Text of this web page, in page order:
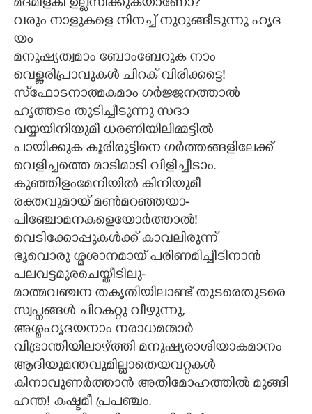
മ​ദ​മി​ള​കി​ ​ഉ​ല്ല​സി​ക്കു​ക​യാ​ണോ?
വ​രും​ ​നാ​ളു​ക​ളെ​ ​നി​ന​ച്ച് ​നു​റു​ങ്ങീ​ടു​ന്നു​ ​ഹൃ​ദ​
യം
മ​നു​ഷ്യ​ത്വ​മാം​ ​ബോം​ബേ​റു​ക​ ​നാം
വെ​ള്ള​രി​പ്രാ​വു​ക​ൾ​ ​ചി​റ​ക് ​വി​രി​ക്ക​ട്ടെ!
സ്‌​ഫോ​ട​നാ​ത്മ​ക​മാം​ ​ഗ​ർ​ജ്ജ​ന​ത്താൽ
ഹൃ​ത്ത​ടം​ ​തു​ടി​ച്ചീ​ടു​ന്നു​ ​സ​ദാ
വ​യ്യ​യി​നി​യു​മീ​ ​ധ​ര​ണി​യി​ലി​മ്മ​ട്ടിൽ
പാ​യി​ക്കു​ക​ ​കൂ​രി​രു​ട്ടി​നെ​ ​ഗ​ർ​ത്ത​ങ്ങ​ളി​ലേ​ക്ക്
വെ​ളി​ച്ച​ത്തെ​ ​മാ​ടി​മാ​ടി​ ​വി​ളി​ച്ചീ​ടാം.
കു​ഞ്ഞി​ളം​മേ​നി​യി​ൽ​ ​കി​നി​യു​മീ
ര​ക്ത​വു​മാ​യ് ​മ​ൺ​മ​റ​ഞ്ഞ​യാ-
പി​ഞ്ചോ​മ​ന​ക​ളെ​യോ​ർ​ത്താ​ൽ!
വെ​ടി​ക്കോ​പ്പു​ക​ൾ​ക്ക് ​കാ​വ​ലി​രു​ന്ന്
ഭൂ​വൊ​രു​ ​ശ്മ​ശാ​ന​മാ​യ് ​പ​രി​ണ​മി​ച്ചീ​ടി​നാൻ
പ​ല​വ​ട്ട​മു​ര​ചെ​യ്തീ​ടി​ലു-
മാ​ത്മ​വ​ഞ്ച​ന​ ​ത​കൃ​തി​യി​ലാ​ണ്ട് ​തു​ട​രെ​തു​ട​രെ
സ്വ​പ്ന​ങ്ങ​ൾ​ ​ചി​റ​ക​​​റ്റു​ ​വീ​ഴു​ന്നു,
അ​ശ്മ​ഹൃ​ദ​യ​നാം​ ​ന​രാ​ധ​മ​ന്മാർ
വി​ഭ്രാ​ന്തി​യി​ലാ​ഴ്ത്തി​ ​മ​നു​ഷ്യ​രാ​ശി​യാ​ക​മാ​നം
ആ​ദി​യു​മ​ന്ത​വു​മി​ല്ലാ​തെ​യ​വ​​​റ്റ​കൾ
കി​നാ​വു​ണ​ർ​ത്താ​ൻ​ ​അ​തി​മോ​ഹ​ത്തി​ൽ​ ​മു​ങ്ങി
ഹ​ന്ത​!​ ​ക​ഷ്ട​മീ​ ​പ്ര​പ​ഞ്ചം.